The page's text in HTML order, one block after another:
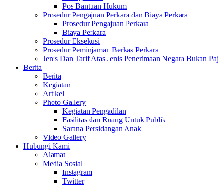
Pos Bantuan Hukum
Prosedur Pengajuan Perkara dan Biaya Perkara
Prosedur Pengajuan Perkara
Biaya Perkara
Prosedur Eksekusi
Prosedur Peminjaman Berkas Perkara
Jenis Dan Tarif Atas Jenis Penerimaan Negara Bukan
Berita
Berita
Kegiatan
Artikel
Photo Gallery
Kegiatan Pengadilan
Fasilitas dan Ruang Untuk Publik
Sarana Persidangan Anak
Video Gallery
Hubungi Kami
Alamat
Media Sosial
Instagram
Twitter